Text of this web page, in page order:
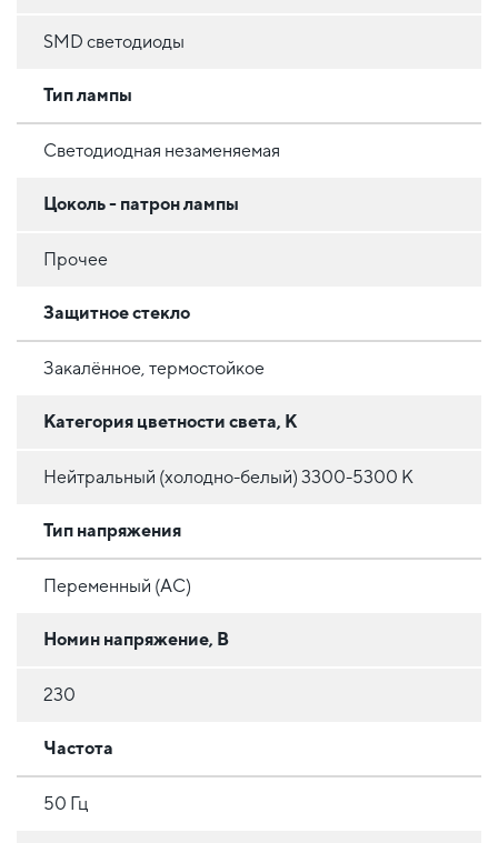
SMD светодиоды
Тип лампы
Светодиодная незаменяемая
Цоколь - патрон лампы
Прочее
Защитное стекло
Закалённое, термостойкое
Категория цветности света, К
Нейтральный (холодно-белый) 3300-5300 К
Тип напряжения
Переменный (AC)
Номин напряжение, В
230
Частота
50 Гц